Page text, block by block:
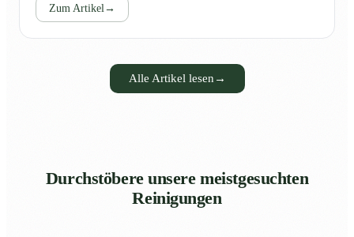
Zum Artikel→
Alle Artikel lesen →
Durchstöbere unsere meistgesuchten
Reinigungen